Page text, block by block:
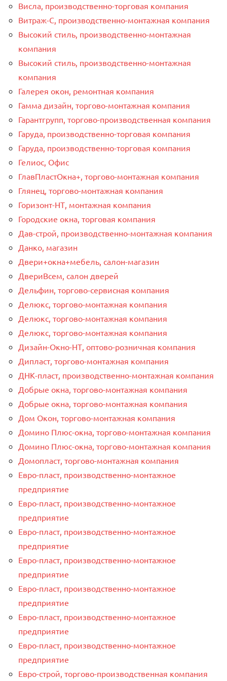
Висла, производственно-торговая компания
Витраж-С, производственно-монтажная компания
Высокий стиль, производственно-монтажная
компания
Высокий стиль, производственно-монтажная
компания
Галерея окон, ремонтная компания
Гамма дизайн, торгово-монтажная компания
Гарантгрупп, торгово-производственная компания
Гаруда, производственно-торговая компания
Гаруда, производственно-торговая компания
Гелиос, Офис
ГлавПластОкна+, торгово-монтажная компания
Глянец, торгово-монтажная компания
Горизонт-НТ, монтажная компания
Городские окна, торговая компания
Дав-строй, производственно-монтажная компания
Данко, магазин
Двери+окна+мебель, салон-магазин
ДвериВсем, салон дверей
Дельфин, торгово-сервисная компания
Делюкс, торгово-монтажная компания
Делюкс, торгово-монтажная компания
Делюкс, торгово-монтажная компания
Дизайн-Окно-НТ, оптово-розничная компания
Дипласт, торгово-монтажная компания
ДНК-пласт, производственно-монтажная компания
Добрые окна, торгово-монтажная компания
Добрые окна, торгово-монтажная компания
Дом Окон, торгово-монтажная компания
Домино Плюс-окна, торгово-монтажная компания
Домино Плюс-окна, торгово-монтажная компания
Домопласт, торгово-монтажная компания
Евро-пласт, производственно-монтажное
предприятие
Евро-пласт, производственно-монтажное
предприятие
Евро-пласт, производственно-монтажное
предприятие
Евро-пласт, производственно-монтажное
предприятие
Евро-пласт, производственно-монтажное
предприятие
Евро-пласт, производственно-монтажное
предприятие
Евро-пласт, производственно-монтажное
предприятие
Евро-строй, торгово-производственная компания